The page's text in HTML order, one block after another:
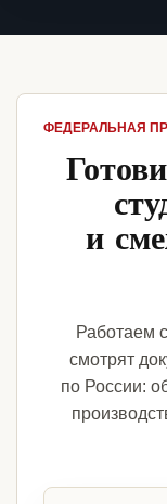
ФЕДЕРАЛЬНАЯ
и
Работаем
смотрят
по России: